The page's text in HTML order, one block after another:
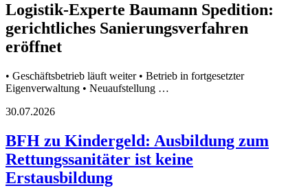
Logistik-Experte Baumann Spedition:
gerichtliches Sanierungsverfahren
eröffnet
• Geschäftsbetrieb läuft weiter • Betrieb in fortgesetzter
Eigenverwaltung • Neuaufstellung …
30.07.2026
BFH zu Kindergeld: Ausbildung zum
Rettungssanitäter ist keine
Erstausbildung